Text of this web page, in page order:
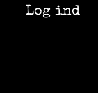
Log ind